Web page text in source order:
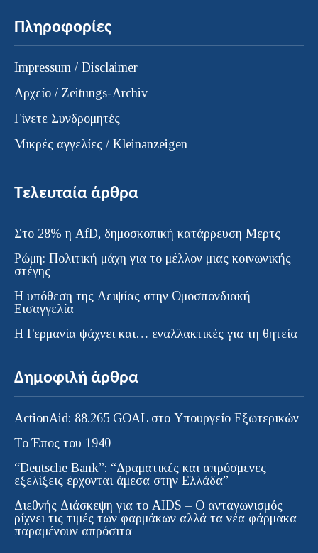
Πληροφορίες
Impressum / Disclaimer
Αρχείο / Zeitungs-Archiv
Γίνετε Συνδρομητές
Μικρές αγγελίες / Kleinanzeigen
Τελευταία άρθρα
Στο 28% η AfD, δημοσκοπική κατάρρευση Μερτς
Ρώμη: Πολιτική μάχη για το μέλλον μιας κοινωνικής
στέγης
Η υπόθεση της Λειψίας στην Ομοσπονδιακή
Εισαγγελία
H Γερμανία ψάχνει και… εναλλακτικές για τη θητεία
Δημοφιλή άρθρα
ActionAid: 88.265 GOAL στο Υπουργείο Εξωτερικών
Το Έπος του 1940
“Deutsche Bank”: “Δραματικές και απρόσμενες
εξελίξεις έρχονται άμεσα στην Ελλάδα”
Διεθνής Διάσκεψη για το AIDS – Ο ανταγωνισμός
ρίχνει τις τιμές των φαρμάκων αλλά τα νέα φάρμακα
παραμένουν απρόσιτα